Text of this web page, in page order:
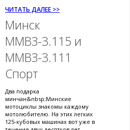
ЧИТАТЬ ДАЛЕЕ >>
Минск
ММВЗ-3.115 и
ММВЗ-3.111
Спорт
Два подарка
минчан&nbsp;Минские
мотоциклы знакомы каждому
мотолюбителю. На этих легких
125-кубовых машинах вот уже в